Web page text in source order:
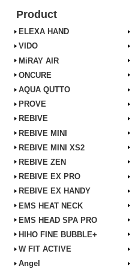
Product
ELEXA HAND
VIDO
MiRAY AIR
ONCURE
AQUA QUTTO
PROVE
REBIVE
REBIVE MINI
REBIVE MINI XS2
REBIVE ZEN
REBIVE EX PRO
REBIVE EX HANDY
EMS HEAT NECK
EMS HEAD SPA PRO
HIHO FINE BUBBLE+
W FIT ACTIVE
Angel